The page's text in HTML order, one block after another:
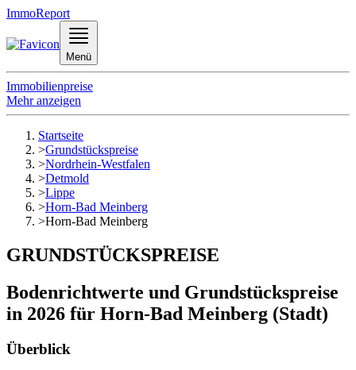
ImmoReport
Menü
Immobilienpreise
Mehr anzeigen
Startseite
>Grundstückspreise
>Nordrhein-Westfalen
>Detmold
>Lippe
>Horn-Bad Meinberg
>Horn-Bad Meinberg
GRUNDSTÜCKSPREISE
Bodenrichtwerte und Grundstückspreise
in 2026 für Horn-Bad Meinberg (Stadt)
Überblick